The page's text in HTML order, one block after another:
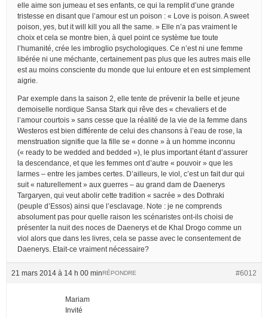
elle aime son jumeau et ses enfants, ce qui la remplit d’une grande
tristesse en disant que l’amour est un poison : « Love is poison. A sweet
poison, yes, but it will kill you all the same. » Elle n’a pas vraiment le
choix et cela se montre bien, à quel point ce système tue toute
l’humanité, crée les imbroglio psychologiques. Ce n’est ni une femme
libérée ni une méchante, certainement pas plus que les autres mais elle
est au moins consciente du monde que lui entoure et en est simplement
aigrie.
Par exemple dans la saison 2, elle tente de prévenir la belle et jeune
demoiselle nordique Sansa Stark qui rêve des « chevaliers et de
l’amour courtois » sans cesse que la réalité de la vie de la femme dans
Westeros est bien différente de celui des chansons à l’eau de rose, la
menstruation signifie que la fille se « donne » à un homme inconnu
(« ready to be wedded and bedded »), le plus important étant d’assurer
la descendance, et que les femmes ont d’autre « pouvoir » que les
larmes – entre les jambes certes. D’ailleurs, le viol, c’est un fait dur qui
suit « naturellement » aux guerres – au grand dam de Daenerys
Targaryen, qui veut abolir cette tradition « sacrée » des Dothraki
(peuple d’Essos) ainsi que l’esclavage. Note : je ne comprends
absolument pas pour quelle raison les scénaristes ont-ils choisi de
présenter la nuit des noces de Daenerys et de Khal Drogo comme un
viol alors que dans les livres, cela se passe avec le consentement de
Daenerys. Etait-ce vraiment nécessaire?
21 mars 2014 à 14 h 00 min #6012
RÉPONDRE
Mariam
Invité